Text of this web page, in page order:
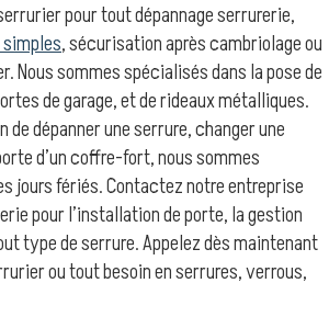
pour tout dépannage serrurerie,
, sécurisation après cambriolage ou
Nous sommes spécialisés dans la pose de
de garage, et de rideaux métalliques.
de dépanner une serrure, changer une
d’un coffre-fort, nous sommes
jours fériés. Contactez notre entreprise
pour l’installation de porte, la gestion
type de serrure. Appelez dès maintenant
ou tout besoin en serrures, verrous,